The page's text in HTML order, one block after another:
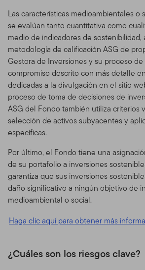
Las características medioambientales o
se evalúan tanto cuantitativa como
medio de indicadores de sostenibilidad,
metodología de calificación ASG de
Gestora de Inversiones y su proceso de
compromiso descrito con más detalle
dedicadas a la divulgación en el sitio
proceso de toma de decisiones de
ASG del Fondo también utiliza criterios
selección de activos subyacentes y
específicas.
Por último, el Fondo tiene una
de su portafolio a inversiones
garantiza que sus inversiones
daño significativo a ningún objetivo de
medioambiental o social.
Haga clic aquí para obtener más
¿Cuáles son los riesgos clave?